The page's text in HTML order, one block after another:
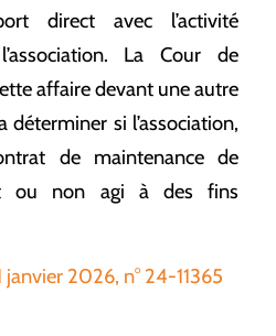
direct avec l’activité
La Cour de
affaire devant une autre
déterminer si l’association,
de maintenance de
ou non agi à des fins
janvier 2026, n° 24-11365